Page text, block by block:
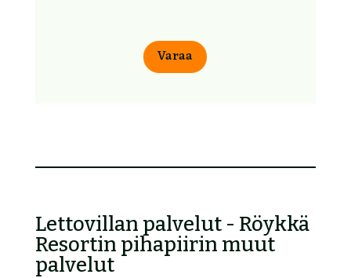
Varaa
Lettovillan palvelut - Röykkä
Resortin pihapiirin muut
palvelut